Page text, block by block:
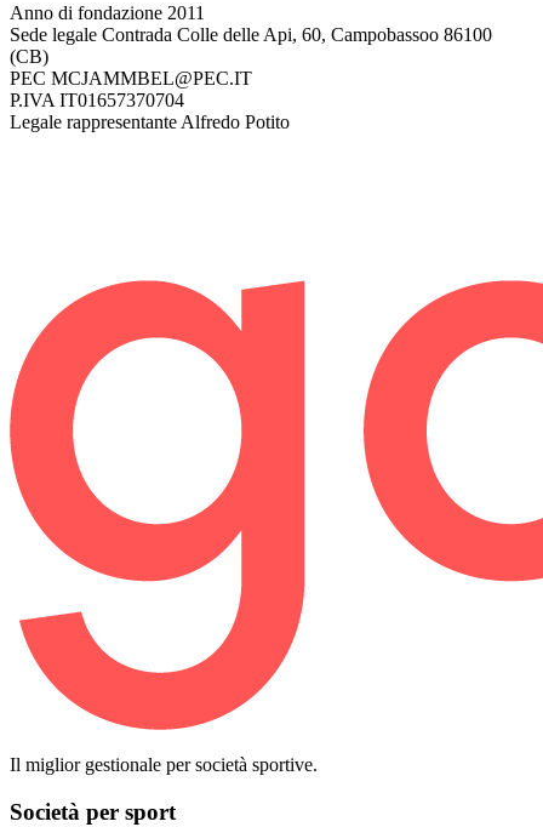
Anno di fondazione 2011
Sede legale Contrada Colle delle Api, 60, Campobassoo 86100
(CB)
PEC MCJAMMBEL@PEC.IT
P.IVA IT01657370704
Legale rappresentante Alfredo Potito
Il miglior gestionale per società sportive.
Società per sport